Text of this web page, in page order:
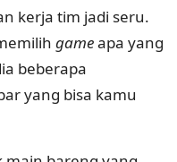
kerja tim jadi seru.
gameapa yang
beberapa
yang bisa kamu